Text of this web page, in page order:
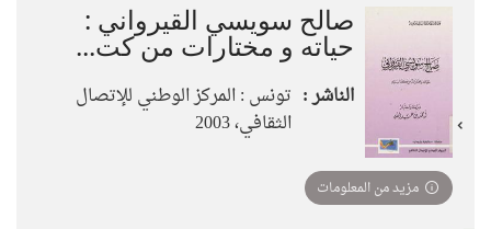
صالح سويسي القيرواني :
حياته و مختارات من كت...
الناشر : تونس : المركز الوطني للإتصال
الثقافي، 2003
مزيد من المعلومات